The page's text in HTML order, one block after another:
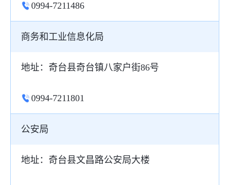
0994-7211486
商务和工业信息化局
地址：奇台县奇台镇八家户街86号
0994-7211801
公安局
地址：奇台县文昌路公安局大楼